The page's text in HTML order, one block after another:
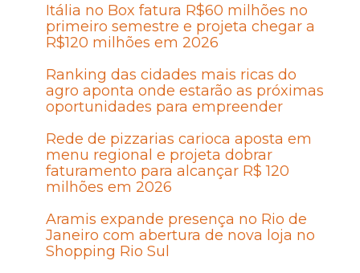
Itália no Box fatura R$60 milhões no
primeiro semestre e projeta chegar a
R$120 milhões em 2026
Ranking das cidades mais ricas do
agro aponta onde estarão as próximas
oportunidades para empreender
Rede de pizzarias carioca aposta em
menu regional e projeta dobrar
faturamento para alcançar R$ 120
milhões em 2026
Aramis expande presença no Rio de
Janeiro com abertura de nova loja no
Shopping Rio Sul